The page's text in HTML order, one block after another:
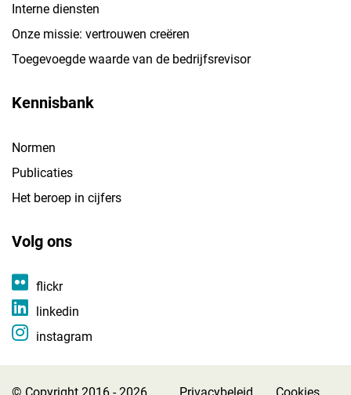
Interne diensten
Onze missie: vertrouwen creëren
Toegevoegde waarde van de bedrijfsrevisor
Kennisbank
Normen
Publicaties
Het beroep in cijfers
Volg ons
flickr
linkedin
instagram